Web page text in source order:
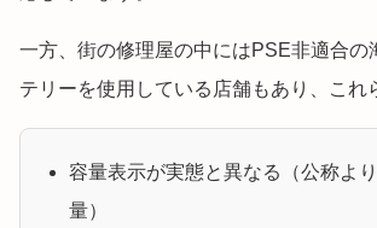
一方、街の修理屋の中にはPSE非適合の
テリーを使用している店舗もあり、これ
容量表示が実態と異なる（公称よ
量）